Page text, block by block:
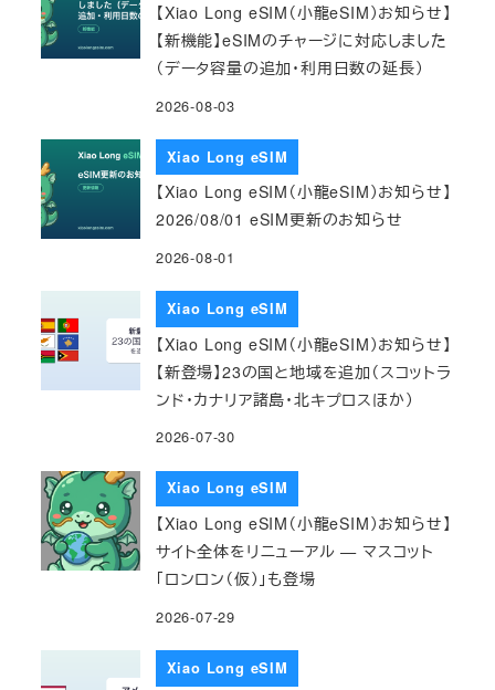
【Xiao Long eSIM（小龍eSIM）お知らせ】
【新機能】eSIMのチャージに対応しました
（データ容量の追加・利用日数の延長）
2026-08-03
Xiao Long eSIM
【Xiao Long eSIM（小龍eSIM）お知らせ】
2026/08/01 eSIM更新のお知らせ
2026-08-01
Xiao Long eSIM
【Xiao Long eSIM（小龍eSIM）お知らせ】
【新登場】23の国と地域を追加（スコットラ
ンド・カナリア諸島・北キプロスほか）
2026-07-30
Xiao Long eSIM
【Xiao Long eSIM（小龍eSIM）お知らせ】
サイト全体をリニューアル — マスコット
「ロンロン（仮）」も登場
2026-07-29
Xiao Long eSIM